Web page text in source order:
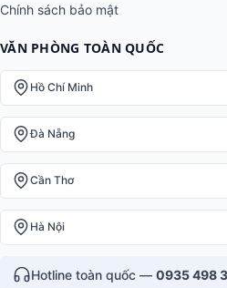
Chính sách bảo mật
VĂN PHÒNG TOÀN QUỐC
Hồ Chí Minh
Đà Nẵng
Cần Thơ
Hà Nội
Hotline toàn quốc — 0935 498